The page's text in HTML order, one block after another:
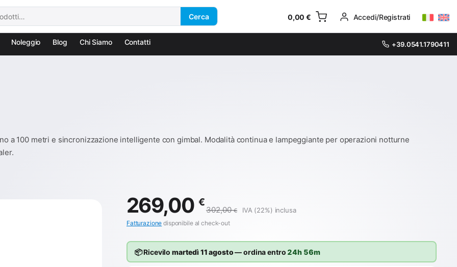
Cerca 0,00€ Accedi/Registrati
Noleggio Blog Chi Siamo Contatti +39.0541.1790411
a 100 metri e sincronizzazione intelligente con gimbal. Modalità continua e lampeggiante per operazioni notturne
269,00 €
302,00€ IVA (22%) inclusa
Fatturazione disponibile al check-out
📦 Ricevilo martedì 11 agosto— ordina entro 24h 56m